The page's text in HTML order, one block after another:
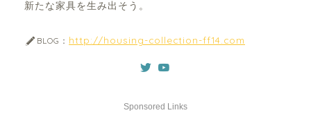
新たな家具を生み出そう。
BLOG： http://housing-collection-ff14.com
Sponsored Links